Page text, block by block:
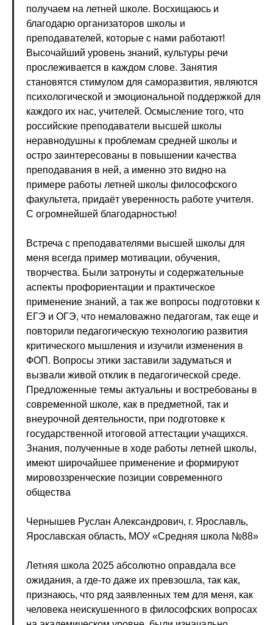
получаем на летней школе. Восхищаюсь и
благодарю организаторов школы и
преподавателей, которые с нами работают!
Высочайший уровень знаний, культуры речи
прослеживается в каждом слове. Занятия
становятся стимулом для саморазвития, являются
психологической и эмоциональной поддержкой для
каждого их нас, учителей. Осмысление того, что
российские преподаватели высшей школы
неравнодушны к проблемам средней школы и
остро заинтересованы в повышении качества
преподавания в ней, а именно это видно на
примере работы летней школы философского
факультета, придаёт уверенность работе учителя.
С огромнейшей благодарностью!
Встреча с преподавателями высшей школы для
меня всегда пример мотивации, обучения,
творчества. Были затронуты и содержательные
аспекты профориентации и практическое
применение знаний, а так же вопросы подготовки к
ЕГЭ и ОГЭ, что немаловажно педагогам, так еще и
повторили педагогическую технологию развития
критического мышления и изучили изменения в
ФОП. Вопросы этики заставили задуматься и
вызвали живой отклик в педагогической среде.
Предложенные темы актуальны и востребованы в
современной школе, как в предметной, так и
внеурочной деятельности, при подготовке к
государственной итоговой аттестации учащихся.
Знания, полученные в ходе работы летней школы,
имеют широчайшее применение и формируют
мировоззренческие позиции современного
общества
Чернышев Руслан Александрович, г. Ярославль,
Ярославская область, МОУ «Средняя школа №88»
Летняя школа 2025 абсолютно оправдала все
ожидания, а где-то даже их превзошла, так как,
признаюсь, что ряд заявленных тем для меня, как
человека неискушенного в философских вопросах